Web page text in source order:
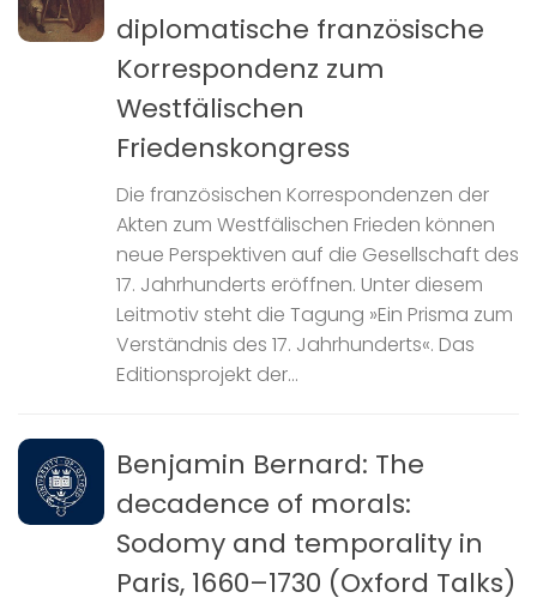
diplomatische französische
Korrespondenz zum
Westfälischen
Friedenskongress
Die französischen Korrespondenzen der
Akten zum Westfälischen Frieden können
neue Perspektiven auf die Gesellschaft des
17. Jahrhunderts eröffnen. Unter diesem
Leitmotiv steht die Tagung »Ein Prisma zum
Verständnis des 17. Jahrhunderts«. Das
Editionsprojekt der...
Benjamin Bernard: The
decadence of morals:
Sodomy and temporality in
Paris, 1660–1730 (Oxford Talks)